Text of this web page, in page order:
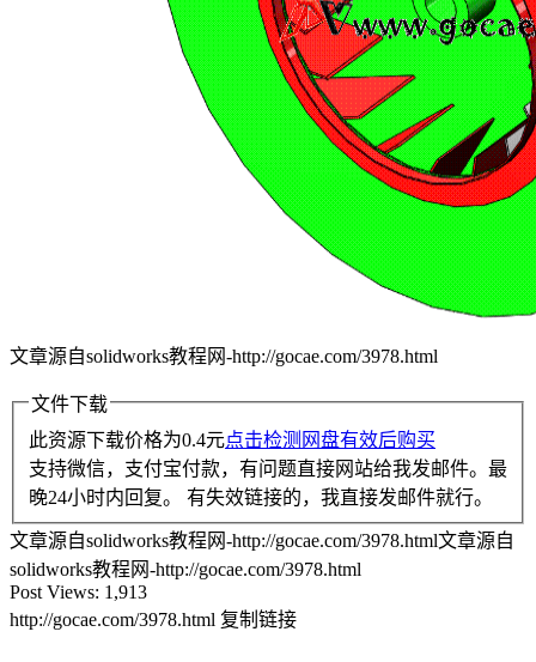
文章源自solidworks教程网-http://gocae.com/3978.html
文件下载
此资源下载价格为0.4元点击检测网盘有效后购买
支持微信，支付宝付款，有问题直接网站给我发邮件。最
晚24小时内回复。 有失效链接的，我直接发邮件就行。
文章源自solidworks教程网-http://gocae.com/3978.html文章源自
solidworks教程网-http://gocae.com/3978.html
Post Views: 1,913
http://gocae.com/3978.html 复制链接